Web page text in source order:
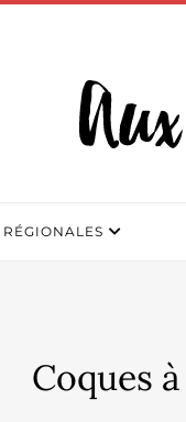
RÉGIONALES
Coques